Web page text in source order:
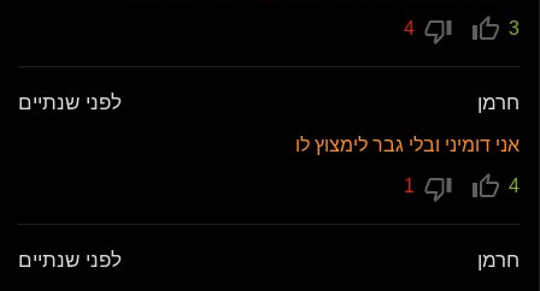
3
חרמן לפני שנתיים
אני דומיני ובלי גבר לימצוץ לו
4
חרמן לפני שנתיים